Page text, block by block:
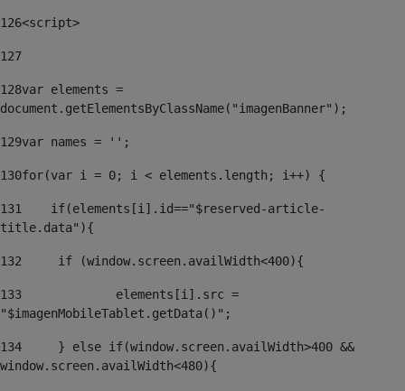
126<script>
127
128var elements =
document.getElementsByClassName("imagenBanner");
129var names = '';
130for(var i = 0; i < elements.length; i++) {
131
    if(elements[i].id=="$reserved-article-
title.data"){
132
	if (window.screen.availWidth<400){
133
"$imagenMobileTablet.getData()";
134
window.screen.availWidth<480){